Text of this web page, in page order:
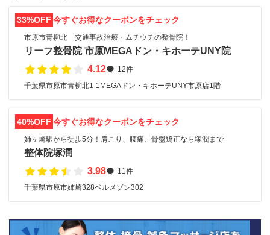
33%OFF 今すぐお得なクーポンをチェック
市原市青柳北 交通事故治療・ムチウチの整骨院！
リーフ整骨院 市原MEGAドン・キホーテUNY院
4.12
12件
千葉県市原市青柳北1-1MEGAドン・キホーテUNY市原店1階
40%OFF 今すぐお得なクーポンをチェック
姉ヶ崎駅から徒歩5分！肩こり、腰痛、骨盤矯正なら塚潤まで
整体院塚潤
3.98
11件
千葉県市原市姉崎328ベルメゾン302